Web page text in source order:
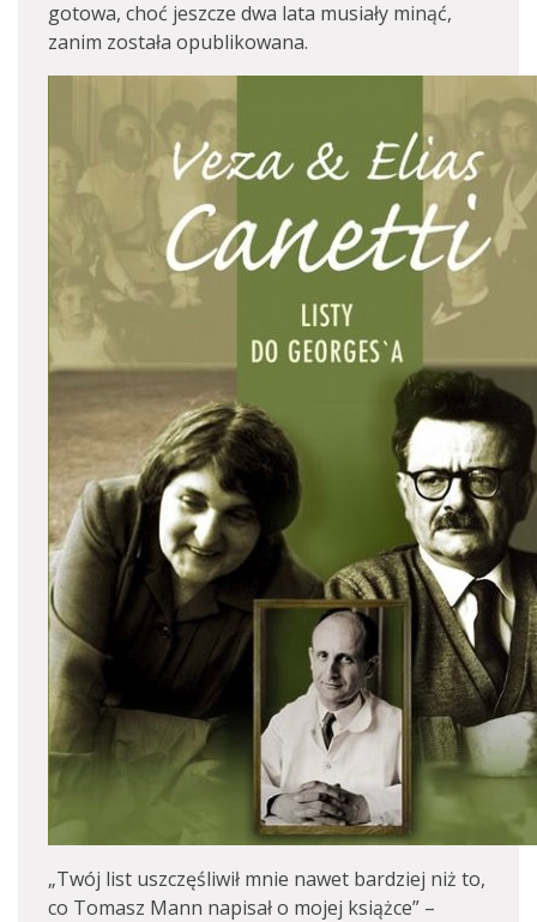
gotowa, choć jeszcze dwa lata musiały minąć,
zanim została opublikowana.
„Twój list uszczęśliwił mnie nawet bardziej niż to,
co Tomasz Mann napisał o mojej książce” –